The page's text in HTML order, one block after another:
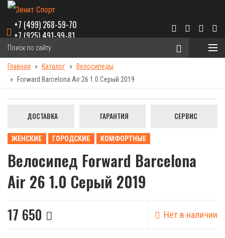
+7 (499) 268-59-70
+7 (925) 491-99-81
Главная Каталог
Велосипеды
Forward Barcelona Air 26 1.0 Серый 2019
ДОСТАВКА ГАРАНТИЯ СЕРВИС
ЖЕНСКИЕ ГОРОДСКИЕ КОМФОРТНЫЕ
Велосипед Forward Barcelona
Air 26 1.0 Серый 2019
17 650 Нет в наличии